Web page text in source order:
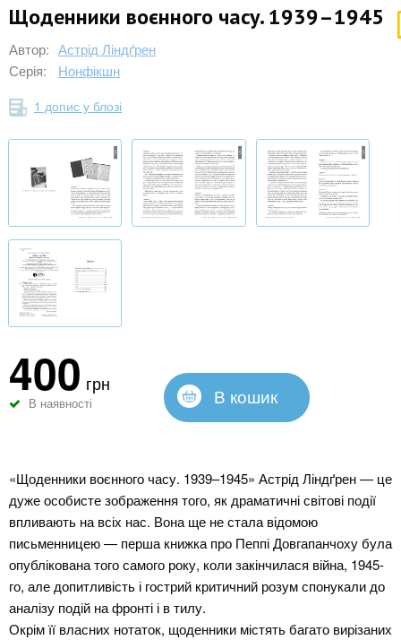
Щоденники воєнного часу. 1939–1945
Автор: Астрід Ліндґрен
Серія:
Нонфікшн
1 допис у блозі
400 грн
В наявності В кошик
«Щоденники воєнного часу. 1939–1945» Астрід Ліндґрен — це
дуже особисте зображення того, як драматичні світові події
впливають на всіх нас. Вона ще не стала відомою
письменницею — перша книжка про Пеппі Довгапанчоху була
опублікована того самого року, коли закінчилася війна, 1945-
го, але допитливість і гострий критичний розум спонукали до
аналізу подій на фронті і в тилу.
Окрім її власних нотаток, щоденники містять багато вирізаних